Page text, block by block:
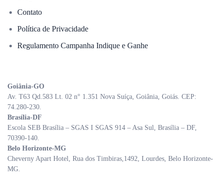
Contato
Política de Privacidade
Regulamento Campanha Indique e Ganhe
Goiânia-GO
Av. T63 Qd.583 Lt. 02 n° 1.351 Nova Suíça, Goiânia, Goiás. CEP:
74.280-230.
Brasília-DF
Escola SEB Brasília – SGAS I SGAS 914 – Asa Sul, Brasília – DF,
70390-140.
Belo Horizonte-MG
Cheverny Apart Hotel, Rua dos Timbiras,1492, Lourdes, Belo Horizonte-
MG.